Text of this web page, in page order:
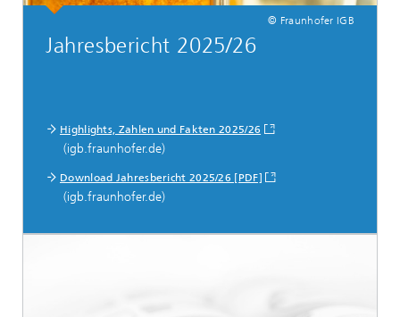
© Fraunhofer IGB
Jahresbericht 2025/26
Highlights, Zahlen und Fakten 2025/26
(igb.fraunhofer.de)
Download Jahresbericht 2025/26 [PDF]
(igb.fraunhofer.de)